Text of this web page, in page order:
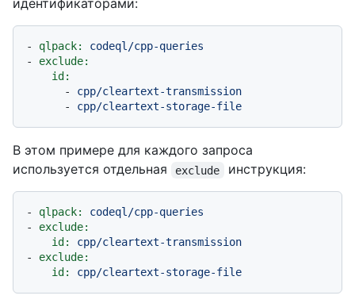
идентификаторами:
- qlpack:
codeql/cpp-queries
-
exclude:
id:
-
cpp/cleartext-transmission
-
cpp/cleartext-storage-file
В этом примере для каждого запроса
используется отдельная
exclude инструкция:
- qlpack:
codeql/cpp-queries
-
exclude:
id:
cpp/cleartext-transmission
-
exclude:
id:
cpp/cleartext-storage-file